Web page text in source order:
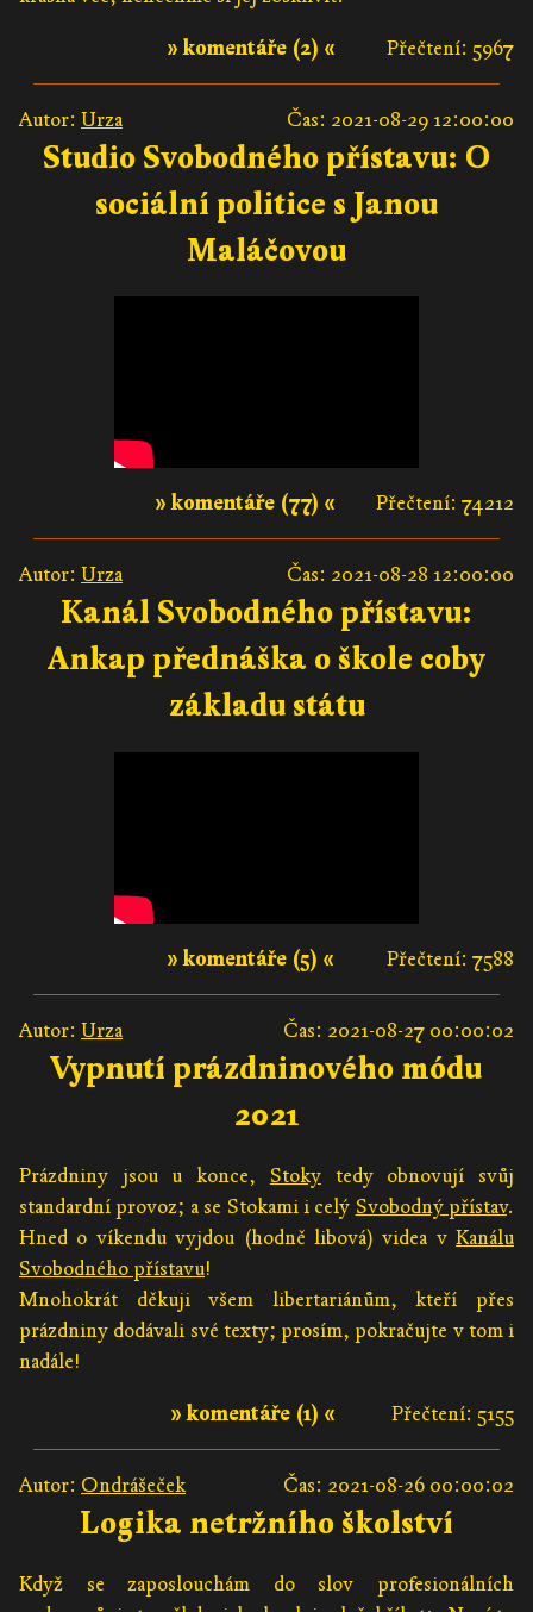
Přečtení: 5967
» komentáře (2) «
Autor: Urza Čas: 2021-08-29 12:00:00
Studio Svobodného přístavu: O
sociální politice s Janou
Maláčovou
Přečtení: 74212
» komentáře (77) «
Autor: Urza Čas: 2021-08-28 12:00:00
Kanál Svobodného přístavu:
Ankap přednáška o škole coby
základu státu
Přečtení: 7588
» komentáře (5) «
Autor: Urza Čas: 2021-08-27 00:00:02
Vypnutí prázdninového módu
2021
Prázdniny jsou u konce, Stokytedy obnovují svůj
standardní provoz; a se Stokami i celý Svobodný přístav.
Hned o víkendu vyjdou (hodně libová) videa v Kanálu
Svobodného přístavu!
Mnohokrát děkuji všem libertariánům, kteří přes
prázdniny dodávali své texty; prosím, pokračujte v tom i
nadále!
Přečtení: 5155
» komentáře (1) «
Autor: Ondrášeček Čas: 2021-08-26 00:00:02
Logika netržního školství
Když se zaposlouchám do slov profesionálních